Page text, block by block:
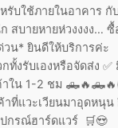
รับใช้ภายในอาคาร กั
สบายหายห่วงงงง…
วน* ยินดีให้บริการค่ะ
ทั้งรับเองหรือจัดส่ง
ใน 1-2 ชม
แวะเวียนมาอุดหนุน
ปกรณ์ฮาร์ดแวร์